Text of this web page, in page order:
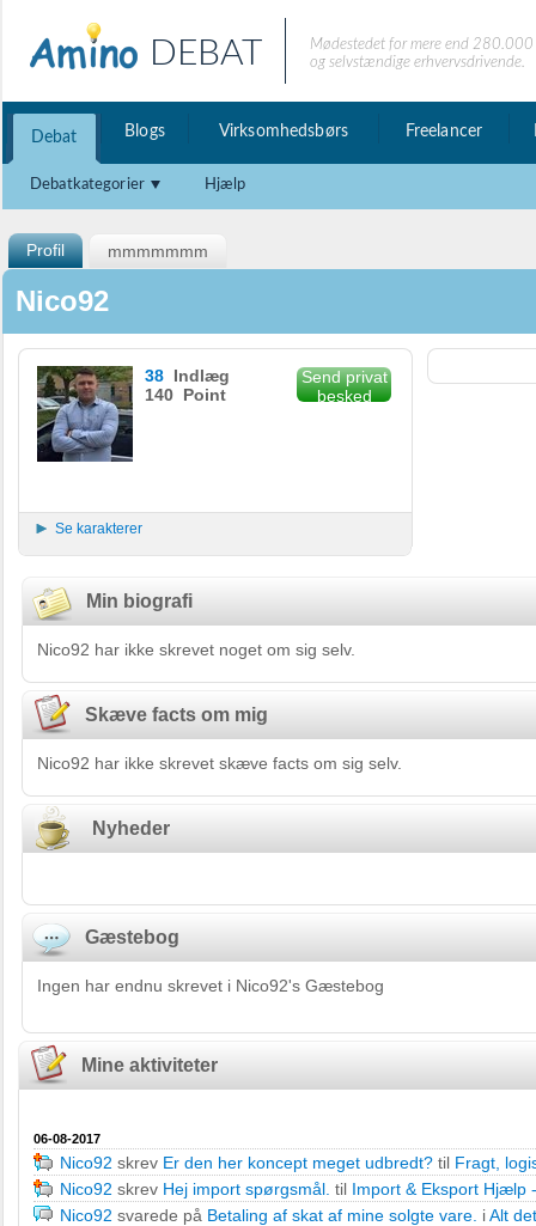
DEBAT
Mødestedet for mere end
og selvstændige erhvervsdrivende.
Debat Blogs Virksomhedsbørs Freelancer
Debatkategorier Hjælp
Profil mmmmmmm
Nico92
38 Indlæg
140 Point
Send privat
besked
Se karakterer
Min biografi
Nico92 har ikke skrevet noget om sig selv.
Skæve facts om mig
Nico92 har ikke skrevet skæve facts om sig selv.
Nyheder
Gæstebog
Ingen har endnu skrevet i Nico92's Gæstebog
Mine aktiviteter
06-08-2017
Nico92 skrev Er den her koncept meget udbredt? til Fragt,
Nico92 skrev Hej import spørgsmål. til Import & Eksport Hjælp
Nico92 svarede på Betaling af skat af mine solgte vare. iAlt